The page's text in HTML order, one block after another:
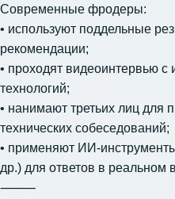
Современные фродеры:
• используют поддельные
рекомендации;
• проходят видеоинтервью
технологий;
• нанимают третьих лиц для
технических собеседований;
• применяют ИИ-
др.) для ответов в
⸻